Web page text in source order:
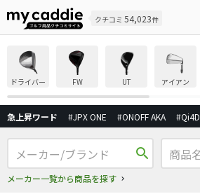
クチコミ 54,023件
ドライバー FW UT アイアン
急上昇ワード #JPX ONE #ONOFF AKA #Qi4D
search
メーカー一覧から商品を探す